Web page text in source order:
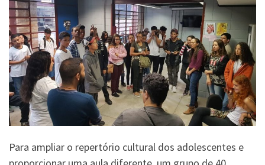
Para ampliar o repertório cultural dos adolescentes e